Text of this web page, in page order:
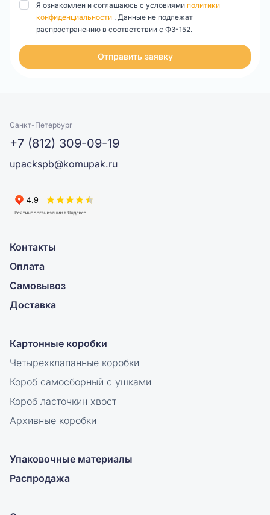
Я ознакомлен и соглашаюсь с условиями политики
конфиденциальности . Данные не подлежат
распространению в соответствии с ФЗ-152.
Отправить заявку
Санкт-Петербург
+7 (812) 309-09-19
upackspb@komupak.ru
Контакты
Оплата
Самовывоз
Доставка
Картонные коробки
Четырехклапанные коробки
Короб самосборный с ушками
Короб ласточкин хвост
Архивные коробки
Упаковочные материалы
Распродажа